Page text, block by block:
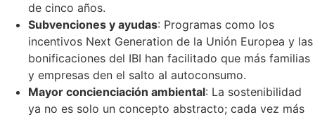
de cinco años.
Subvenciones y ayudas: Programas como los
incentivos Next Generation de la Unión Europea y las
bonificaciones del IBI han facilitado que más familias
y empresas den el salto al autoconsumo.
Mayor concienciación ambiental: La sostenibilidad
ya no es solo un concepto abstracto; cada vez más